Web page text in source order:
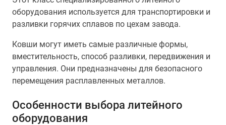
оборудования используется для транспортировки и
разливки горячих сплавов по цехам завода.
Ковши могут иметь самые различные формы,
вместительность, способ разливки, передвижения и
управления. Они предназначены для безопасного
перемещения расплавленных металлов.
Особенности выбора литейного
оборудования